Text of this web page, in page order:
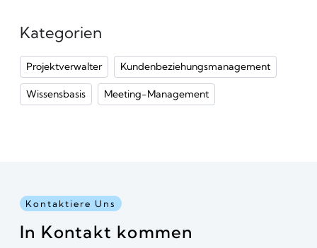
Kategorien
Projektverwalter Kundenbeziehungsmanagement
Wissensbasis Meeting-Management
Kontaktiere Uns
In Kontakt kommen